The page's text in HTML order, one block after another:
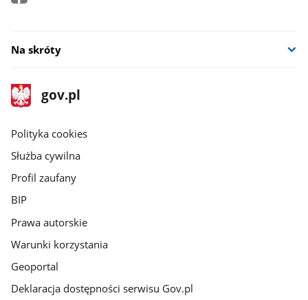
Na skróty
stopka
gov.pl
Strona
gov.pl
gov.pl
Polityka cookies
Służba cywilna
Profil zaufany
BIP
Prawa autorskie
Warunki korzystania
Geoportal
Deklaracja dostępności serwisu Gov.pl